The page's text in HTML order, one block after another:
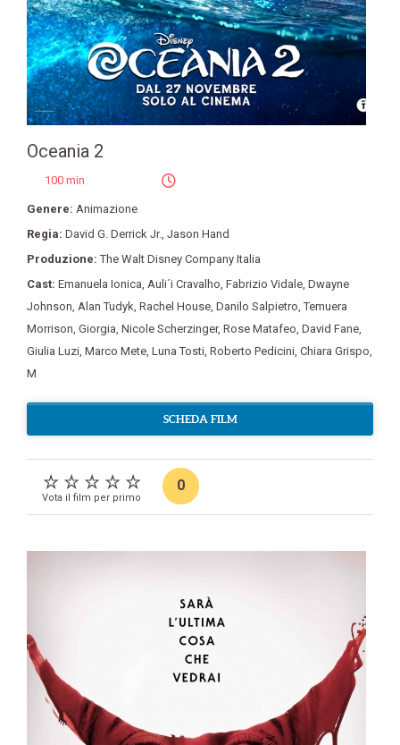
Oceania 2
100 min
Genere: Animazione
Regia: David G. Derrick Jr., Jason Hand
Produzione:The Walt Disney Company Italia
Cast: Emanuela Ionica, Auli´i Cravalho, Fabrizio Vidale, Dwayne
Johnson, Alan Tudyk, Rachel House, Danilo Salpietro,Temuera
Morrison, Giorgia, Nicole Scherzinger, Rose Matafeo, David Fane,
Giulia Luzi, Marco Mete, Luna Tosti, Roberto Pedicini, Chiara Grispo,
M
SCHEDA FILM
Vota il film per primo
0